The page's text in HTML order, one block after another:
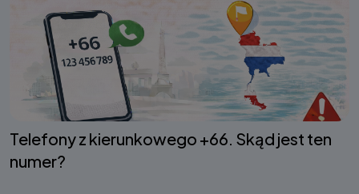
Telefony z kierunkowego +66. Skąd jest ten
numer?